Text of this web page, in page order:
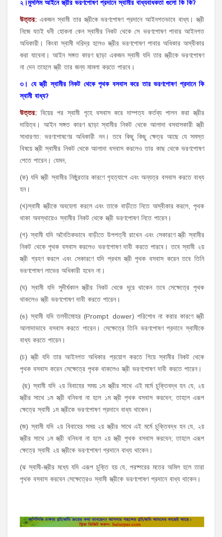
২।মুসলিম আইনে স্ত্রীর ভরণপোষণ প্রদানে স্বামীর বাধ্যবাধকতা গুলো কি কি?
উত্তর: একজন স্বামী তার স্ত্রীকে ভরণপোষণ প্রদানে আইনগতভাবে বাধ্য। স্ত্রী
নিজে যতই ধনী হোকনা কেন স্বামীর নিকট থেকে সে ভরণপোষণ পাবার আইনগত
অধিকারী। কিংবা স্বামী দরিদ্র হলেও স্ত্রীর ভরণপোষণ পাবার অধিকার অস্বীকার
করা যাবেনা। আইন সঙ্গত কারণ ছাড়া একজন স্বামী যদি তার স্ত্রীকে ভরণপোষণ
না দেন তাহলে স্ত্রী তার জন্য মামলা করতে পারবে।
৩। যে স্ত্রী স্বামীর নিকট থেকে পৃথক বসবাস করে তার ভরণপোষণ প্রদানে কি
স্বামী বাধ্য?
উত্তর: বিয়ের পর স্বামী গৃহে বসবাস করে দাম্পত্য কর্তব্য পালন করা স্ত্রীর
দায়িত্ব। আইন সঙ্গত কারণ ছাড়া স্বামীর নিকট থেকে আলাদা বসবাসকারী স্ত্রী
সাধারণত: ভরণপোষণের অধিকারী নন। তবে কিছু কিছু ক্ষেত্র আছে যে সমস্ত
বিষয়ে স্ত্রী স্বামীর নিকট থেকে আলাদা বসবাস করলেও তার কাছ থেকে ভরণপোষণ
পেতে পারেন। যেমন,
(ক) যদি স্ত্রী স্বামীর নিষ্ঠুরতার কারণে গৃহত্যাগে এবং অন্যত্র বসবাস করতে বাধ্য
হন।
(খ)স্বামী স্ত্রীকে অবহেলা করলে এবং তাকে বাড়ীতে নিতে অস্বীকার করলে, পৃথক
থাকা অবস্থায়েও স্বামীর নিকট থেকে স্ত্রী ভরণপোষণ নিতে পারেন।
(গ) স্বামী যদি অনৈতিকভাবে বাড়ীতে উপপত্নী রাখেন এবং সেকারণে স্ত্রী স্বামীর
নিকট থেকে পৃথক বসবাস করলেও ভরণপোষণ দাবী করতে পারবে। তবে স্বামী ২য়
স্ত্রী গ্রহণ করলে এবং সেকারণে যদি প্রথম স্ত্রী পৃথক বসবাস করেন তবে তিনি
ভরণপোষণ লাভের অধিকারী হবেন না।
(ঘ) স্বামী যদি সুদীর্ঘকাল স্ত্রীর নিকট থেকে দূরে থাকেন তবে সেক্ষেত্রে পৃথক
থাকলেও স্ত্রী ভরণপোষণ দাবী করতে পারেন।
(ঙ) স্বামী যদি তলবীমোহর (Prompt dower) পরিশোধ না করার কারণে স্ত্রী
আলাদাভাবে বসবাস করতে পারেন। সেক্ষেত্রে তিনি ভরণপোষণ প্রদানে স্বামীকে
বাধ্য করতে পারেন।
(চ) স্ত্রী যদি তার আইনগত অধিকার প্রয়োগ করতে গিয়ে স্বামীর নিকট থেকে
পৃথক বসবাস করেন সেক্ষেত্রে পৃথক থাকলেও স্ত্রী ভরণপোষণ দাবী করতে পারেন।
(ছ) স্বামী যদি ২য় বিবাহের সময় ১ম স্ত্রীর সাথে এই মর্মে চুক্তিবদ্ধ হন যে, ২য়
স্ত্রীর সাথে ১ম স্ত্রী বনিবনা না হলে ১ম স্ত্রী পৃথক বসবাস করবেন; তাহলে এরূপ
ক্ষেত্রে স্বামী ১ম স্ত্রীকে ভরণপোষণ প্রদানে বাধ্য থাকেন।
(জ) স্বামী যদি ২য় বিবাহের সময় ২য় স্ত্রীর সাথে এই মর্মে চুক্তিবদ্ধ হন যে, ২য়
স্ত্রীর সাথে ১ম স্ত্রী বনিবনা না হলে ২য় স্ত্রী পৃথক বসবাস করবেন; তাহলে এরূপ
ক্ষেত্রে স্বামী ২য় স্ত্রীকে ভরণপোষণ প্রদানে বাধ্য থাকেন।
(ঝ স্বামী-স্ত্রীর মধ্যে যদি এরূপ চুক্তি হয় যে, পরষ্পরের মতের অমিল হলে তারা
পৃথক বসবাস করবেন সেক্ষেত্রেও স্বামী স্ত্রীকে ভরণপোষণ প্রদানে বাধ্য থাকেন।